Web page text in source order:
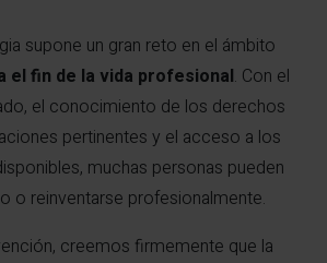
supone un gran reto en el ámbito
el fin de la vida profesional. Con el
el conocimiento de los derechos
pertinentes y el acceso a los
muchas personas pueden
o reinventarse profesionalmente.
creemos firmemente que la